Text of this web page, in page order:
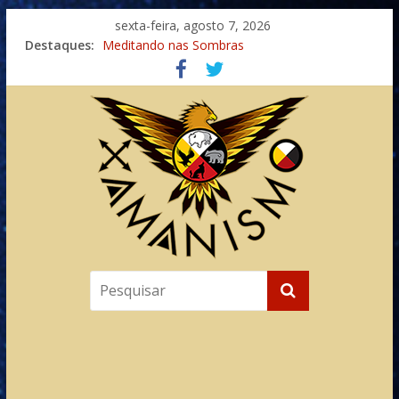
sexta-feira, agosto 7, 2026
Destaques: Meditando nas Sombras
Autosuficiência: A Jornada do Espírito Ancestral
Xamanismo Universal
Totens – Caminho Espiritual – Crescimento
Imaginação na Cura